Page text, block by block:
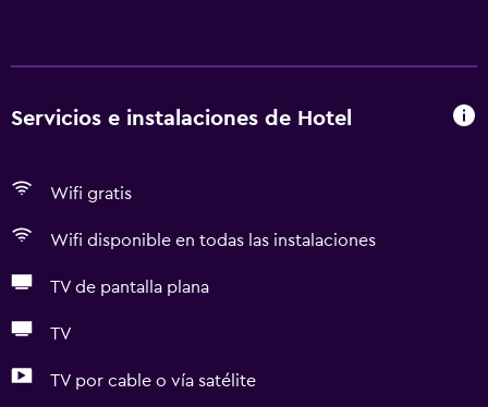
Servicios e instalaciones de Hotel
Wifi gratis
Wifi disponible en todas las instalaciones
TV de pantalla plana
TV
TV por cable o vía satélite